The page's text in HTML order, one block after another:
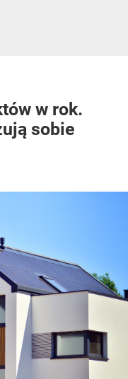
w rok.
sobie